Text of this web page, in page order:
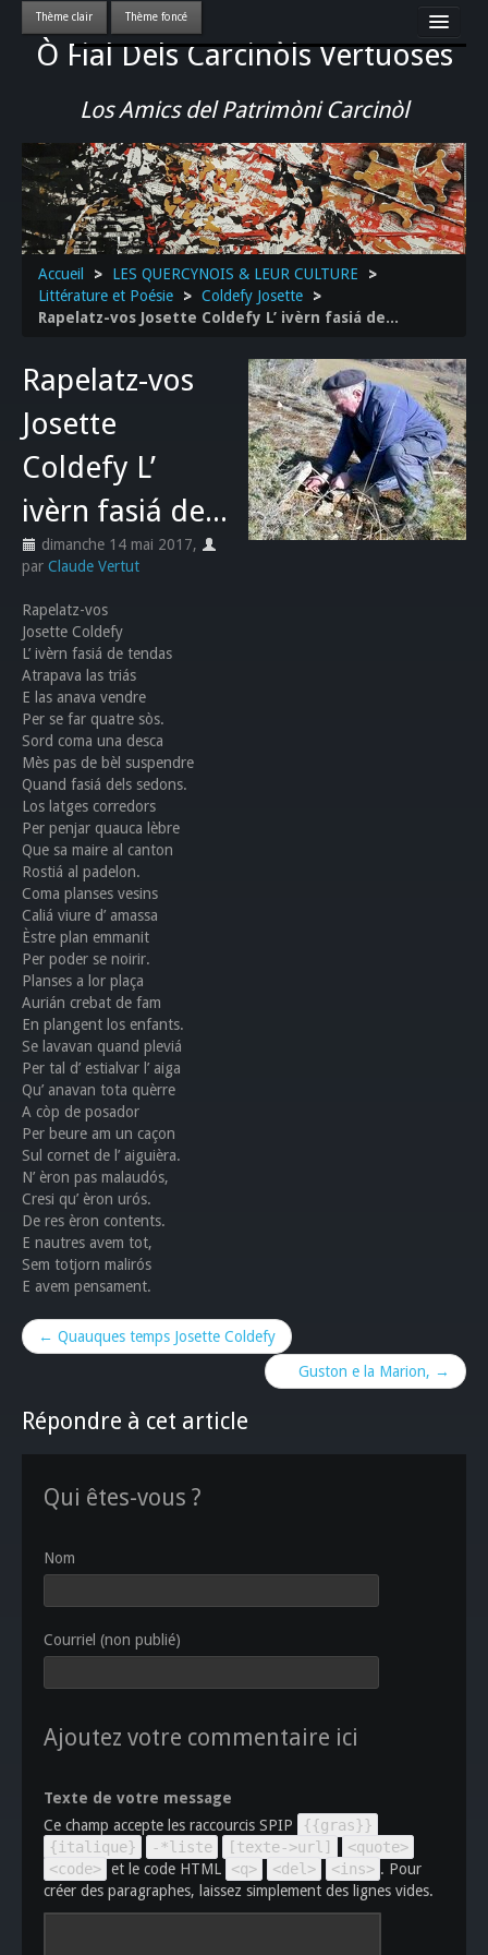
Ò Fial Dels Carcinòls Vertuoses
Los Amics del Patrimòni Carcinòl
Accueil
LES QUERCYNOIS & LEUR CULTURE
PATRIMOINE
GASTRONOMIE
ACTUALITE-CULTURE-EVENEMENTS LOCAUX
>>
Accueil > LES QUERCYNOIS & LEUR CULTURE
>
Littérature et Poésie
> Coldefy Josette
>
Rapelatz-vos Josette Coldefy L’ ivèrn fasiá de...
Rapelatz-vos
Josette
Coldefy L’
ivèrn fasiá de...
dimanche 14 mai 2017,
par Claude Vertut
Rapelatz-vos
Josette Coldefy
L’ ivèrn fasiá de tendas
Atrapava las triás
E las anava vendre
Per se far quatre sòs.
Sord coma una desca
Mès pas de bèl suspendre
Quand fasiá dels sedons.
Los latges corredors
Per penjar quauca lèbre
Que sa maire al canton
Rostiá al padelon.
Coma planses vesins
Caliá viure d’ amassa
Èstre plan emmanit
Per poder se noirir.
Planses a lor plaça
Aurián crebat de fam
En plangent los enfants.
Se lavavan quand pleviá
Per tal d’ estialvar l’ aiga
Qu’ anavan tota quèrre
A còp de posador
Per beure am un caçon
Sul cornet de l’ aiguièra.
N’ èron pas malaudós,
Cresi qu’ èron urós.
De res èron contents.
E nautres avem tot,
Sem totjorn malirós
E avem pensament.
← Quauques temps Josette Coldefy
Guston e la Marion, →
Répondre à cet article
Qui êtes-vous ?
Nom
Courriel (non publié)
Ajoutez votre commentaire ici
Texte de votre message
Ce champ accepte les raccourcis SPIP
{{gras}}
{italique}
-*liste [texte->url]
<quote>
<code> et le code HTML <q> <del> <ins> . Pour
créer des paragraphes, laissez simplement des lignes vides.